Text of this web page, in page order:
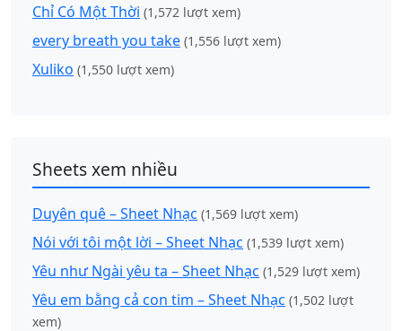
Chỉ Có Một Thời (1,572 lượt xem)
every breath you take (1,556 lượt xem)
Xuliko (1,550 lượt xem)
Sheets xem nhiều
Duyên quê – Sheet Nhạc (1,569 lượt xem)
Nói với tôi một lời – Sheet Nhạc (1,539 lượt xem)
Yêu như Ngài yêu ta – Sheet Nhạc (1,529 lượt xem)
Yêu em bằng cả con tim – Sheet Nhạc (1,502 lượt
xem)